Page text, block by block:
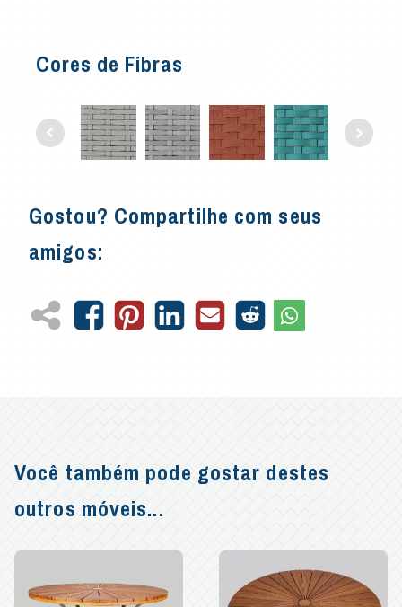
Cores de Fibras
Gostou? Compartilhe com seus
amigos:
Você também pode gostar destes
outros móveis...